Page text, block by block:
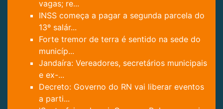
vagas; re...
INSS começa a pagar a segunda parcela do
13º salár...
Forte tremor de terra é sentido na sede do
municíp...
Jandaíra: Vereadores, secretários municipais
e ex-...
Decreto: Governo do RN vai liberar eventos
a parti...